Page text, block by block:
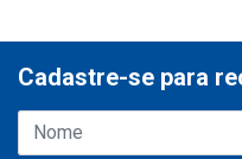
Cadastre-se para